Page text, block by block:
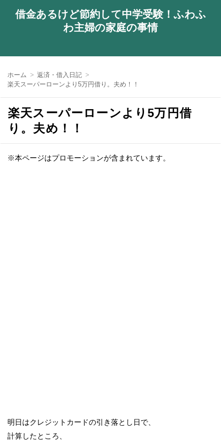
借金あるけど節約して中学受験！ふわふ
わ主婦の家庭の事情
ホーム
返済・借入日記
楽天スーパーローンより5万円借り。夫め！！
楽天スーパーローンより5万円借
り。夫め！！
※本ページはプロモーションが含まれています。
明日はクレジットカードの引き落とし日で、
計算したところ、